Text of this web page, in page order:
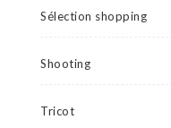
Sélection shopping
Shooting
Tricot